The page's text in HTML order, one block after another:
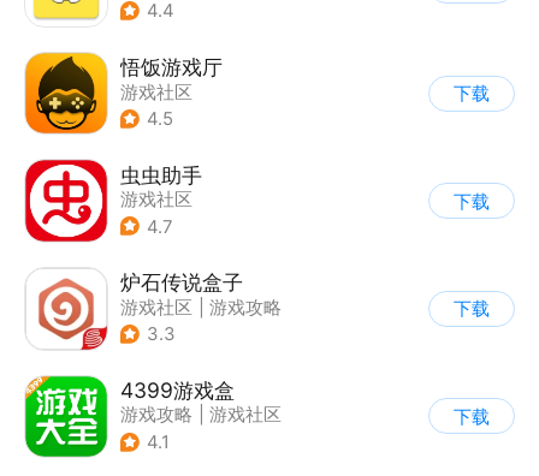
| 游戏社区
4.4
悟饭游戏厅
游戏社区
4.5
下载
虫虫助手
游戏社区
4.7
下载
炉石传说盒子
游戏社区
游戏攻略
3.3
下载
4399游戏盒
游戏攻略
游戏社区
4.1
下载